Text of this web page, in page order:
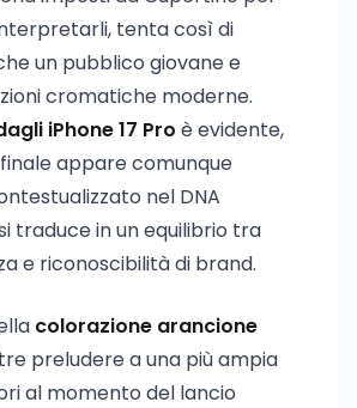
tenta così di
un pubblico giovane e
cromatiche moderne.
iPhone 17 Pro è evidente,
appare comunque
nel DNA
traduce in un equilibrio tra
e riconoscibilità di brand.
colorazione arancione
preludere a una più ampia
al momento del lancio